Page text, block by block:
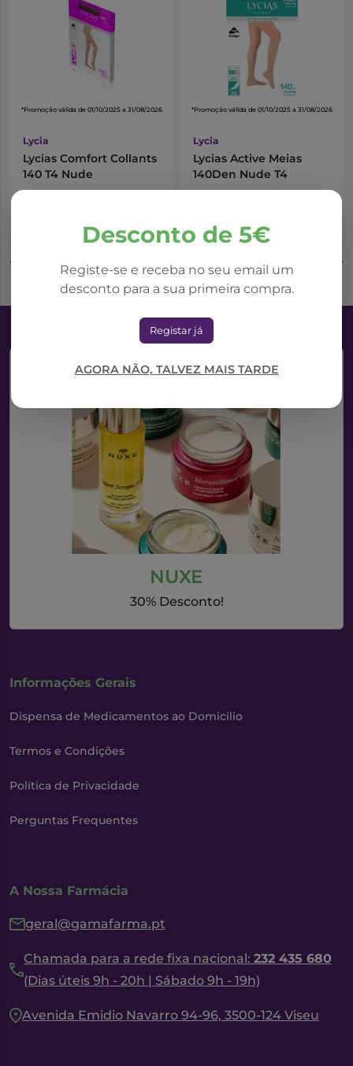
Desconto de 5€
Registe-se e receba no seu email um
desconto para a sua primeira compra.
Registar já
AGORA NÃO, TALVEZ MAIS TARDE
*Promoção válida de 01/10/2025 a 31/08/2026
Lycia
Lycias Comfort Collants
140 T4 Nude
Adicionar ao Carrinho
*Promoção válida de 01/10/2025 a 31/08/2026
Lycia
Lycias Active Meias
140Den Nude T4
Adicionar ao Carrinho
NUXE
30% Desconto!
Informações Gerais
Dispensa de Medicamentos ao Domicílio
Termos e Condições
Política de Privacidade
Perguntas Frequentes
A Nossa Farmácia
geral@gamafarma.pt
Chamada para a rede fixa nacional: 232 435 680
(Dias úteis 9h - 20h | Sábado 9h - 19h)
Avenida Emidio Navarro 94-96, 3500-124 Viseu